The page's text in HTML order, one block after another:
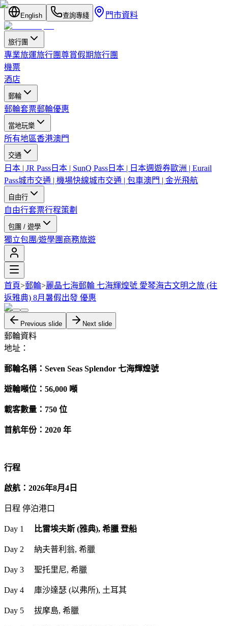
English 查詢專綫 門市資料
旅行團
專業旅運旅行團尊賞假期旅行團
機票
酒店
郵輪
郵輪套票郵輪優惠
當地玩樂
所有地區香港澳門
交通
日本 | JR Pass 日本 | SunQ Pass 日本 | 日本週遊券歐洲 | Eurail
Pass城市交通 | 機場快線城市交通 | 包車澳門 | 金光飛航
自由行
自由行套票行程策劃
包團 / 遊學
獨立包團/遊學團 商務旅遊
首頁>郵輪>麗晶七海郵輪 七海輝煌號 愛琴海古文明之旅 (往
返雅典) 8月暑假出發 優惠
Previous slide Next slide
郵輪資料
地址：
郵輪名稱：Seven Seas Splendor 七海輝煌號
遊輪噸位：56,000 噸
載客數量：750 位
首航年份：2020 年
行程
啟航：2026年8月4日
日程 停泊港口
Day 1 比雷埃夫斯 (雅典), 希臘 登船
Day 2 納夫普利翁, 希臘
Day 3 聖托里尼, 希臘
Day 4 庫沙達瑟 (以弗所), 土耳其
Day 5 拔摩島, 希臘